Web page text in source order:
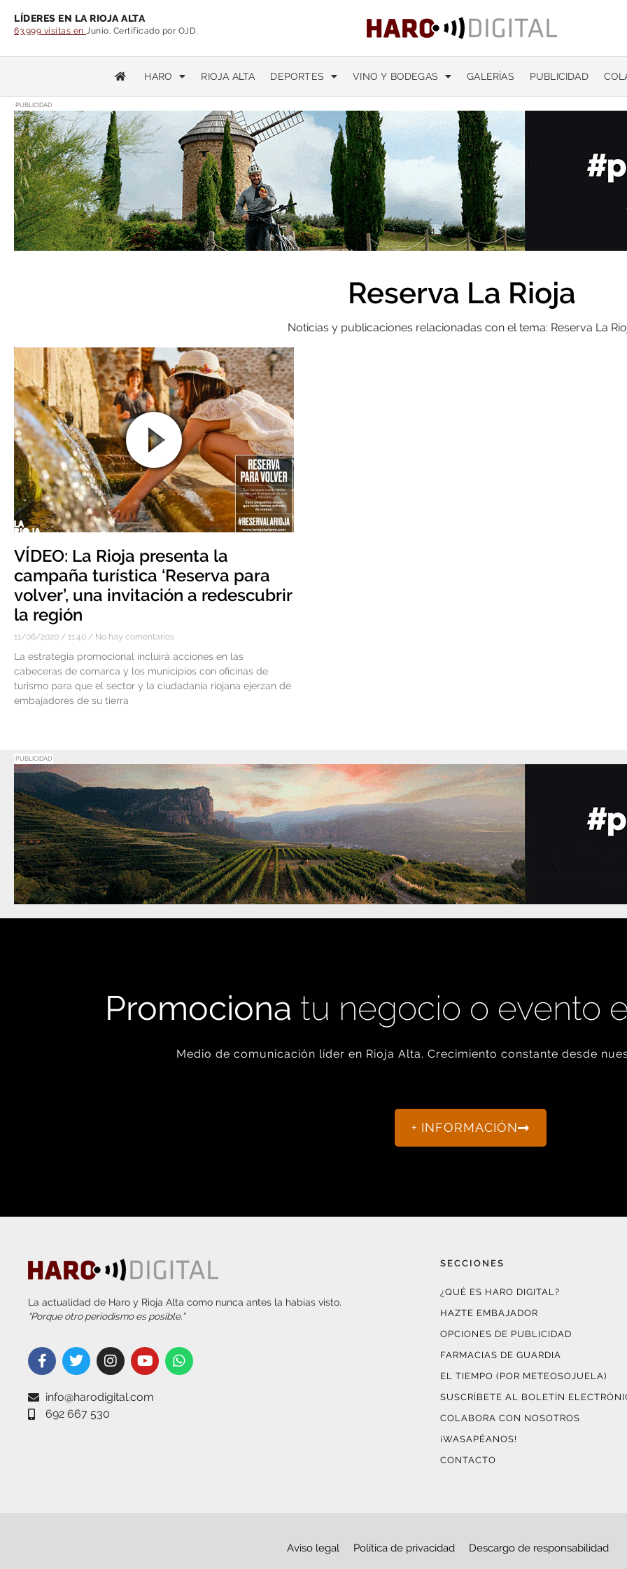
LÍDERES EN LA RIOJA ALTA
63.999 visitas en Junio. Certificado por OJD.
HARO RIOJA ALTA DEPORTES VINO Y BODEGAS GALERÍAS PUBLICIDAD
PUBLICIDAD
Reserva La Rioja
Noticias y publicaciones relacionadas con el tema: Reserva La
VÍDEO: La Rioja presenta la
campaña turística ‘Reserva para
volver’, una invitación a redescubrir
la región
11/06/2020 11:40 No hay comentarios
La estrategia promocional incluirá acciones en las
cabeceras de comarca y los municipios con oficinas de
turismo para que el sector y la ciudadanía riojana ejerzan de
embajadores de su tierra
PUBLICIDAD
Promociona tu negocio o evento
Medio de comunicación líder en Rioja Alta. Crecimiento constante desde
+ INFORMACIÓN
La actualidad de Haro y Rioja Alta como nunca antes la habías visto.
“Porque otro periodismo es posible.”
info@harodigital.com
692 667 530
SECCIONES
¿QUÉ ES HARO DIGITAL?
HAZTE EMBAJADOR
OPCIONES DE PUBLICIDAD
FARMACIAS DE GUARDIA
EL TIEMPO (POR METEOSOJUELA)
SUSCRÍBETE AL BOLETÍN
COLABORA CON NOSOTROS
¡WASAPÉANOS!
CONTACTO
Aviso legal Política de privacidad Descargo de responsabilidad